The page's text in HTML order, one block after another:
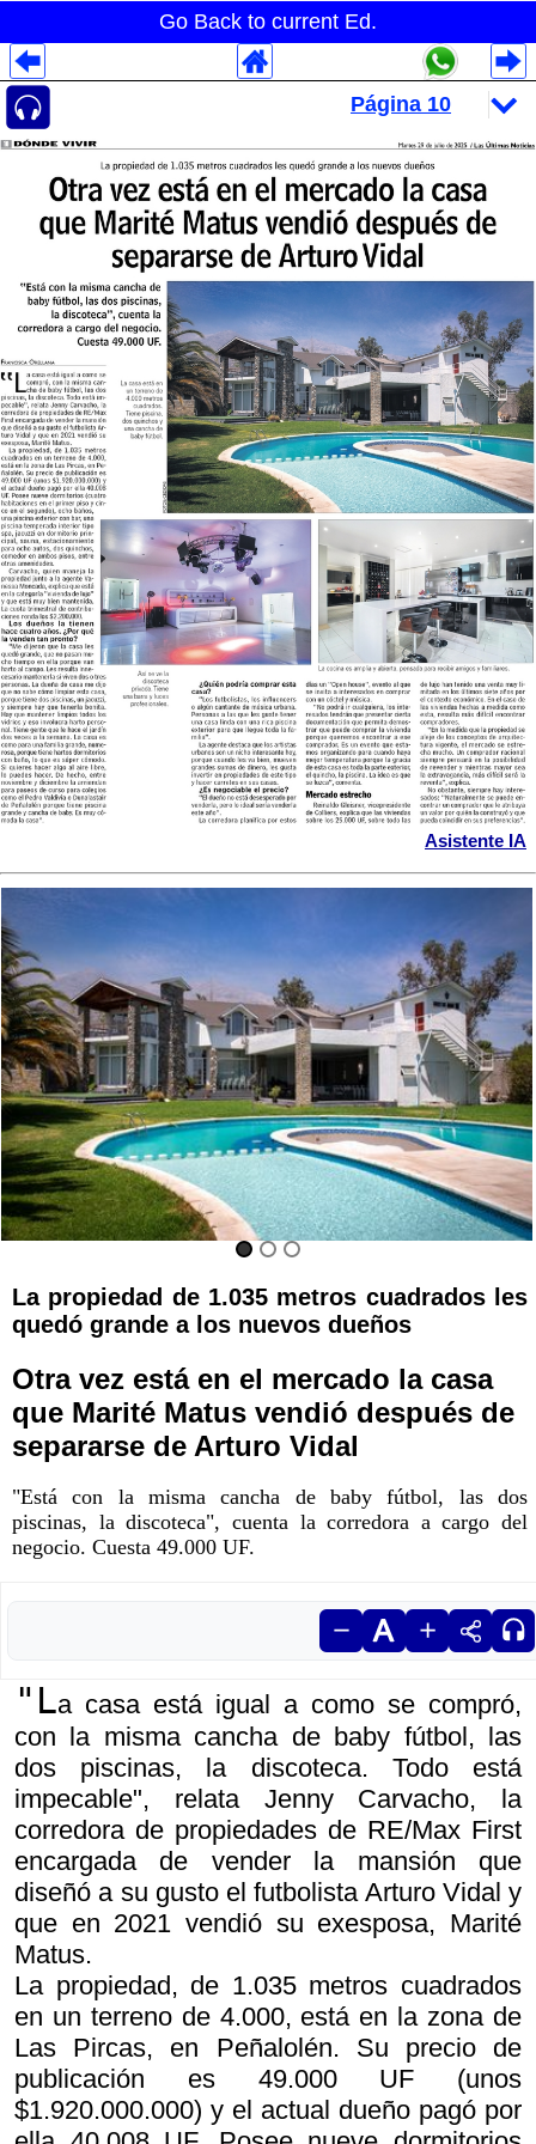
Go Back to current Ed.
Asistente IA
La propiedad de 1.035 metros cuadrados les
quedó grande a los nuevos dueños
Otra vez está en el mercado la casa
que Marité Matus vendió después de
separarse de Arturo Vidal
"Está con la misma cancha de baby fútbol, las dos
piscinas, la discoteca", cuenta la corredora a cargo del
negocio. Cuesta 49.000 UF.
"La casa está igual a como se compró,
con la misma cancha de baby fútbol, las
dos piscinas, la discoteca. Todo está
impecable", relata Jenny Carvacho, la
corredora de propiedades de RE/Max First
encargada de vender la mansión que
diseñó a su gusto el futbolista Arturo Vidal y
que en 2021 vendió su exesposa, Marité
Matus.
La propiedad, de 1.035 metros cuadrados
en un terreno de 4.000, está en la zona de
Las Pircas, en Peñalolén. Su precio de
publicación es 49.000 UF (unos
$1.920.000.000) y el actual dueño pagó por
Despliegues Analytics
Despliegues Totales
Despliegues por Rubros